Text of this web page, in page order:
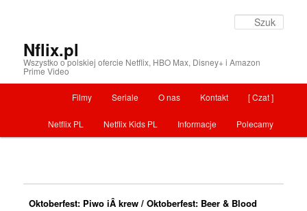
Nflix.pl
Wszystko o polskiej ofercie Netflix, HBO Max, Disney+ i Amazon
Prime Video
Menu główne
Przeskocz do tekstu [ Czat ]
Kontakt
O nas
Seriale
Filmy
Polecamy
Informacje
Netflix Kids PL
Netflix PL
Oktoberfest: Piwo iÂ krew / Oktoberfest: Beer & Blood